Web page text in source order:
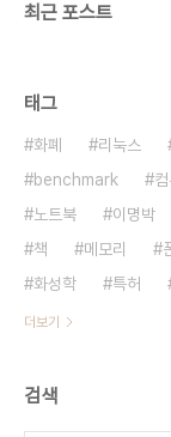
최근 포스트
태그
화폐 리눅스
benchmark
노트북
이명박
책
메모리
화성학
특허
더보기
검색